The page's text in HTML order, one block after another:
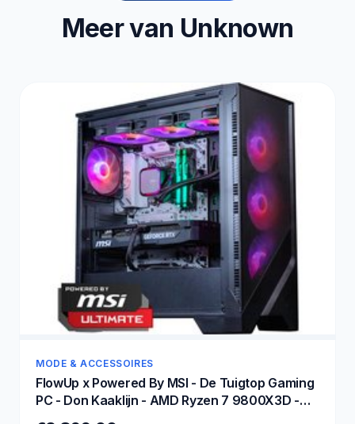
Meer van Unknown
MODE & ACCESSOIRES
FlowUp x Powered By MSI - De Tuigtop Gaming
PC - Don Kaaklijn - AMD Ryzen 7 9800X3D -